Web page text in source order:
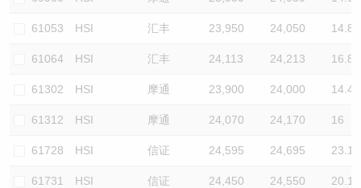
61053 HSI 汇丰 23,950 24,050 14.8
61064 HSI 汇丰 24,113 24,213 16.8
61302 HSI 摩通 23,900 24,000 14.4
61312 HSI 摩通 24,070 24,170 16
61728 HSI 信证 24,595 24,695 23.1
61731 HSI 信证 24,450 24,550 20.1
认股证文件及公告
牛熊证分析仪
牛熊证文件及公告
牛熊证文件及公告 (瑞信)
AH 股价对照
ADR
收市竞价变化